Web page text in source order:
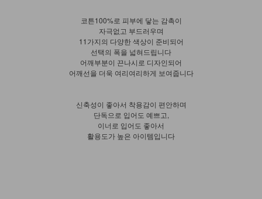
코튼100%로 피부에 닿는 감촉이
자극없고 부드러우며
11가지의 다양한 색상이 준비되어
선택의 폭을 넓혀드립니다
어깨부분이 끈나시로 디자인되어
어깨선을 더욱 여리여리하게 보여줍니다
신축성이 좋아서 착용감이 편안하며
단독으로 입어도 예쁘고,
이너로 입어도 좋아서
활용도가 높은 아이템입니다